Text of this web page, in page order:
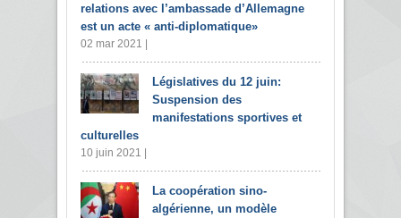
relations avec l’ambassade d’Allemagne
est un acte « anti-diplomatique»
02 mar 2021 |
Législatives du 12 juin:
Suspension des
manifestations sportives et
culturelles
10 juin 2021 |
La coopération sino-
algérienne, un modèle